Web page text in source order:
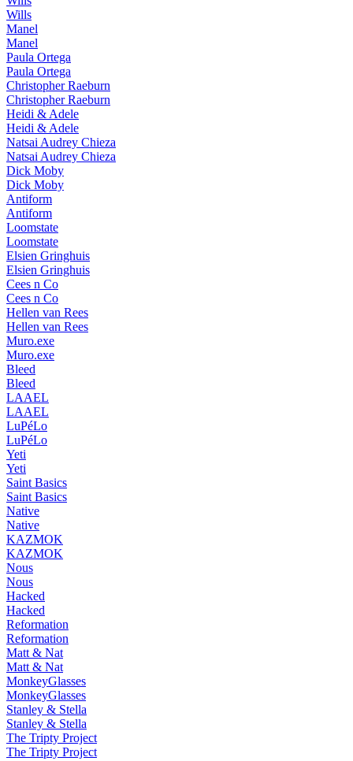
Wills
Manel
Manel
Paula Ortega
Paula Ortega
Christopher Raeburn
Christopher Raeburn
Heidi & Adele
Heidi & Adele
Natsai Audrey Chieza
Natsai Audrey Chieza
Dick Moby
Dick Moby
Antiform
Antiform
Loomstate
Loomstate
Elsien Gringhuis
Elsien Gringhuis
Cees n Co
Cees n Co
Hellen van Rees
Hellen van Rees
Muro.exe
Muro.exe
Bleed
Bleed
LAAEL
LAAEL
LuPéLo
LuPéLo
Yeti
Yeti
Saint Basics
Saint Basics
Native
Native
KAZMOK
KAZMOK
Nous
Nous
Hacked
Hacked
Reformation
Reformation
Matt & Nat
Matt & Nat
MonkeyGlasses
MonkeyGlasses
Stanley & Stella
Stanley & Stella
The Tripty Project
The Tripty Project